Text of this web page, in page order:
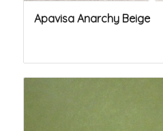
Apavisa Anarchy Beige